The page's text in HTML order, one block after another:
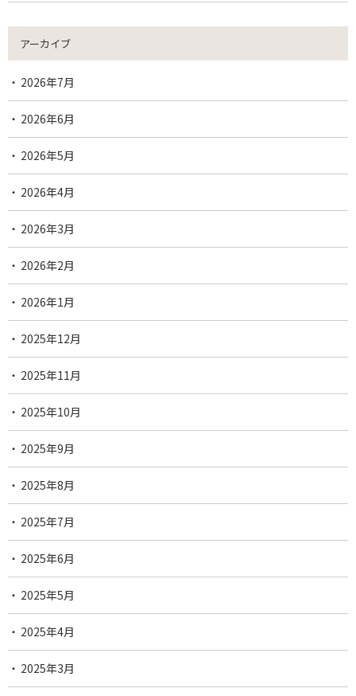
アーカイブ
2026年7月
2026年6月
2026年5月
2026年4月
2026年3月
2026年2月
2026年1月
2025年12月
2025年11月
2025年10月
2025年9月
2025年8月
2025年7月
2025年6月
2025年5月
2025年4月
2025年3月